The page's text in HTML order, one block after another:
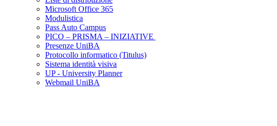
Microsoft Office 365
Modulistica
Pass Auto Campus
PICO – PRISMA – INIZIATIVE
Presenze UniBA
Protocollo informatico (Titulus)
Sistema identità visiva
UP - University Planner
Webmail UniBA